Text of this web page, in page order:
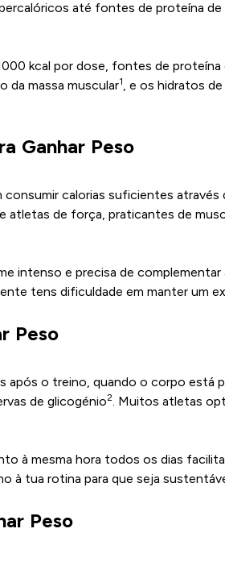
até fontes de proteína
kcal por dose, fontes de
da massa muscular1
, e os hidratos
Ganhar Peso
calorias suficientes
de força, praticantes de
intenso e precisa de
tens dificuldade em manter
Peso
após o treino, quando o corpo
de glicogénio2. Muitos atletas
à mesma hora todos os dias
à tua rotina para que seja
Peso